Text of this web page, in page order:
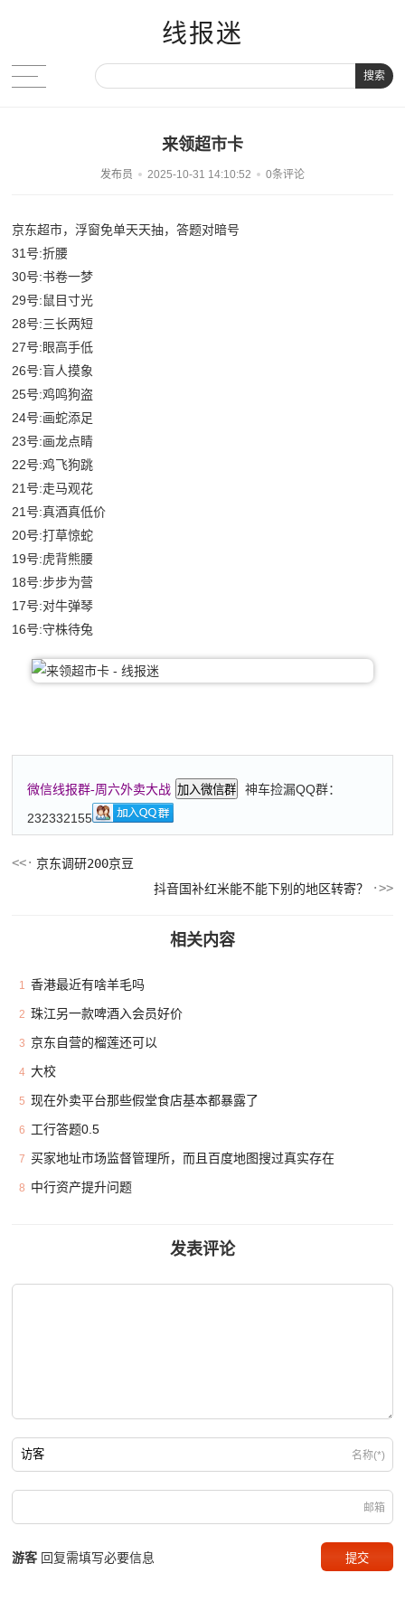
线报迷
搜索
来领超市卡
发布员 2025-10-31 14:10:52 0条评论
京东超市，浮窗免单天天抽，答题对暗号
31号:折腰
30号:书卷一梦
29号:鼠目寸光
28号:三长两短
27号:眼高手低
26号:盲人摸象
25号:鸡鸣狗盗
24号:画蛇添足
23号:画龙点睛
22号:鸡飞狗跳
21号:走马观花
21号:真酒真低价
20号:打草惊蛇
19号:虎背熊腰
18号:步步为营
17号:对牛弹琴
16号:守株待兔
微信线报群-周六外卖大战 加入微信群
神车捡漏QQ群：
232332155
京东调研200京豆
抖音国补红米能不能下别的地区转寄？
相关内容
1 香港最近有啥羊毛吗
2 珠江另一款啤酒入会员好价
3 京东自营的榴莲还可以
4 大校
5 现在外卖平台那些假堂食店基本都暴露了
6 工行答题0.5
7 买家地址市场监督管理所，而且百度地图搜过真实存在
8 中行资产提升问题
发表评论
名称(*)
邮箱
游客 回复需填写必要信息